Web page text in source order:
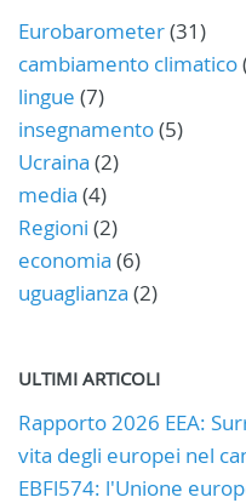
Eurobarometer(31)
cambiamento climatico
lingue (7)
insegnamento(5)
Ucraina (2)
media (4)
Regioni (2)
economia (6)
uguaglianza (2)
ULTIMI ARTICOLI
Rapporto 2026 EEA:
vita degli europei nel
EBFl574: l'Unione